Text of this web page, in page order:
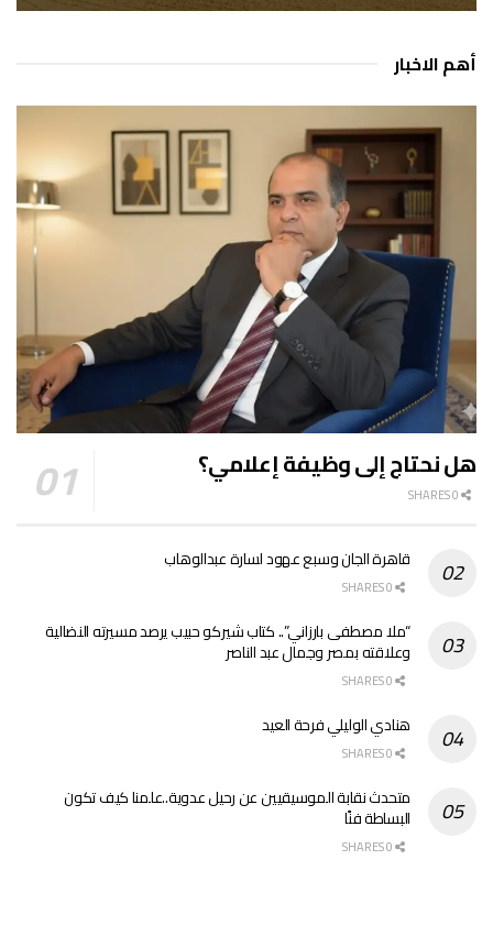
أهم الاخبار
هل نحتاج إلى وظيفة إعلامي؟
قاهرة الجان وسبع عهود لسارة عبدالوهاب
“ملا مصطفى بارزاني”.. كتاب شيركو حبيب يرصد مسيرته النضالية
وعلاقته بمصر وجمال عبد الناصر
هنادي الوليلي فرحة العيد
متحدث نقابة الموسيقيين عن رحيل عدوية..علمنا كيف تكون
البساطة فنًا